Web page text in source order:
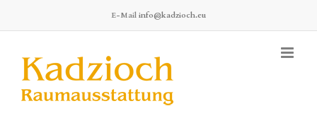
springen
E-Mail info@kadzioch.eu